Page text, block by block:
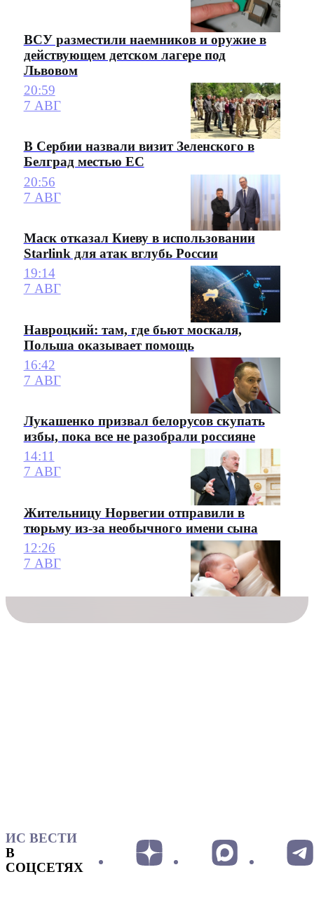
ВСУ разместили наемников и оружие в
действующем детском лагере под
Львовом
20:59
7 АВГ
В Сербии назвали визит Зеленского в
Белград местью ЕС
20:56
7 АВГ
Маск отказал Киеву в использовании
Starlink для атак вглубь России
19:14
7 АВГ
Навроцкий: там, где бьют москаля,
Польша оказывает помощь
16:42
7 АВГ
Лукашенко призвал белорусов скупать
избы, пока все не разобрали россияне
14:11
7 АВГ
Жительницу Норвегии отправили в
тюрьму из-за необычного имени сына
12:26
7 АВГ
ИС ВЕСТИ
В
СОЦСЕТЯХ